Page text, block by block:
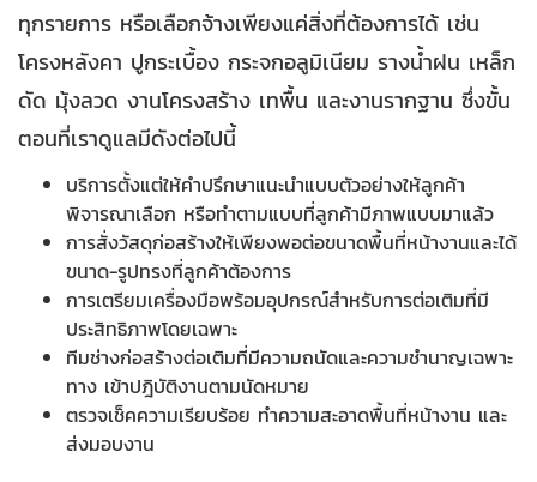
ทุกรายการ หรือเลือกจ้างเพียงแค่สิ่งที่ต้องการได้ เช่น
โครงหลังคา ปูกระเบื้อง กระจกอลูมิเนียม รางน้ำฝน เหล็ก
ดัด มุ้งลวด งานโครงสร้าง เทพื้น และงานรากฐาน ซึ่งขั้น
ตอนที่เราดูแลมีดังต่อไปนี้
บริการตั้งแต่ให้คำปรึกษาแนะนำแบบตัวอย่างให้ลูกค้า
พิจารณาเลือก หรือทำตามแบบที่ลูกค้ามีภาพแบบมาแล้ว
การสั่งวัสดุก่อสร้างให้เพียงพอต่อขนาดพื้นที่หน้างานและได้
ขนาด-รูปทรงที่ลูกค้าต้องการ
การเตรียมเครื่องมือพร้อมอุปกรณ์สำหรับการต่อเติมที่มี
ประสิทธิภาพโดยเฉพาะ
ทีมช่างก่อสร้างต่อเติมที่มีความถนัดและความชำนาญเฉพาะ
ทาง เข้าปฎิบัติงานตามนัดหมาย
ตรวจเช็คความเรียบร้อย ทำความสะอาดพื้นที่หน้างาน และ
ส่งมอบงาน